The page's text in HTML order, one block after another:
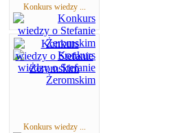
Konkurs wiedzy ...
Konkurs wiedzy ...